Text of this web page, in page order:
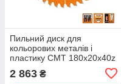
Пильний диск для
кольорових металів і
пластику СМТ 180х20х40z
2 863 ₴